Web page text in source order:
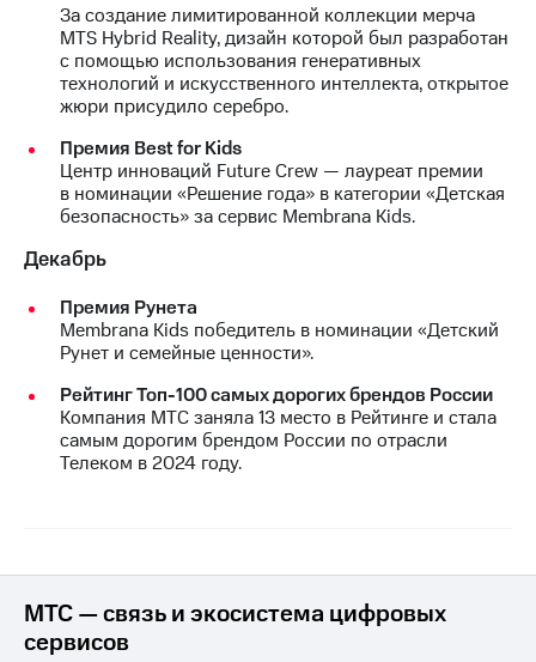
За создание лимитированной коллекции мерча
MTS Hybrid Reality, дизайн которой был разработан
с помощью использования генеративных
технологий и искусственного интеллекта, открытое
жюри присудило серебро.
Премия Best for Kids
Центр инноваций Future Crew — лауреат премии
в номинации «Решение года» в категории «Детская
безопасность» за сервис Membrana Kids.
Декабрь
Премия Рунета
Membrana Kids победитель в номинации «Детский
Рунет и семейные ценности».
Рейтинг Топ-100 самых дорогих брендов России
Компания МТС заняла 13 место в Рейтинге и стала
самым дорогим брендом России по отрасли
Телеком в 2024 году.
МТС — связь и экосистема цифровых
сервисов